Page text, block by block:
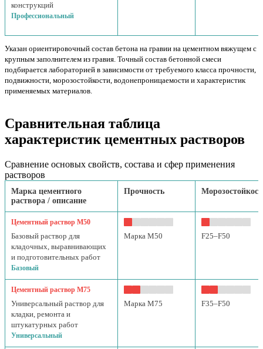
конструкций
Профессиональный
Указан ориентировочный состав бетона на гравии на цементном вяжущем с
крупным заполнителем из гравия. Точный состав бетонной смеси
подбирается лабораторией в зависимости от требуемого класса прочности,
подвижности, морозостойкости, водонепроницаемости и характеристик
применяемых материалов.
Сравнительная таблица
характеристик цементных растворов
Сравнение основых свойств, состава и сфер применения
растворов
Марка цементного
раствора / описание
Прочность
Цементный раствор М50
Базовый раствор для
кладочных, выравнивающих
и подготовительных работ
Базовый
Марка М50 F25–F50
Цементный раствор М75
Универсальный раствор для
кладки, ремонта и
штукатурных работ
Универсальный
Марка М75 F35–F50